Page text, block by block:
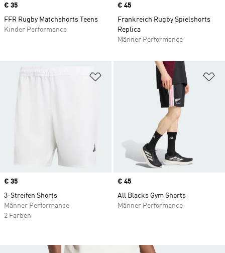
Price
€ 35
FFR Rugby Matchshorts Teens
Kinder Performance
Price
€ 45
Frankreich Rugby Spielshorts
Replica
Männer Performance
Zur Wunschliste hinzufügen
Price
€ 35
3-Streifen Shorts
Männer Performance
2 Farben
Price
€ 45
All Blacks Gym Shorts
Männer Performance